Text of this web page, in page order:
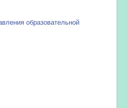
образовательной